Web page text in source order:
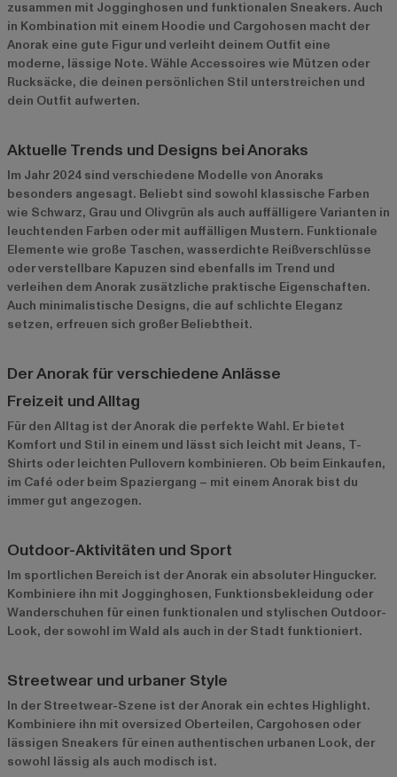
zusammen mit Jogginghosen und funktionalen Sneakers. Auch
in Kombination mit einem Hoodie und Cargohosen macht der
Anorak eine gute Figur und verleiht deinem Outfit eine
moderne, lässige Note. Wähle Accessoires wie Mützen oder
Rucksäcke, die deinen persönlichen Stil unterstreichen und
dein Outfit aufwerten.
Aktuelle Trends und Designs bei Anoraks
Im Jahr 2024 sind verschiedene Modelle von Anoraks
besonders angesagt. Beliebt sind sowohl klassische Farben
wie Schwarz, Grau und Olivgrün als auch auffälligere Varianten in
leuchtenden Farben oder mit auffälligen Mustern. Funktionale
Elemente wie große Taschen, wasserdichte Reißverschlüsse
oder verstellbare Kapuzen sind ebenfalls im Trend und
verleihen dem Anorak zusätzliche praktische Eigenschaften.
Auch minimalistische Designs, die auf schlichte Eleganz
setzen, erfreuen sich großer Beliebtheit.
Der Anorak für verschiedene Anlässe
Freizeit und Alltag
Für den Alltag ist der Anorak die perfekte Wahl. Er bietet
Komfort und Stil in einem und lässt sich leicht mit Jeans, T-
Shirts oder leichten Pullovern kombinieren. Ob beim Einkaufen,
im Café oder beim Spaziergang – mit einem Anorak bist du
immer gut angezogen.
Outdoor-Aktivitäten und Sport
Im sportlichen Bereich ist der Anorak ein absoluter Hingucker.
Kombiniere ihn mit Jogginghosen, Funktionsbekleidung oder
Wanderschuhen für einen funktionalen und stylischen Outdoor-
Look, der sowohl im Wald als auch in der Stadt funktioniert.
Streetwear und urbaner Style
In der Streetwear-Szene ist der Anorak ein echtes Highlight.
Kombiniere ihn mit oversized Oberteilen, Cargohosen oder
lässigen Sneakers für einen authentischen urbanen Look, der
sowohl lässig als auch modisch ist.